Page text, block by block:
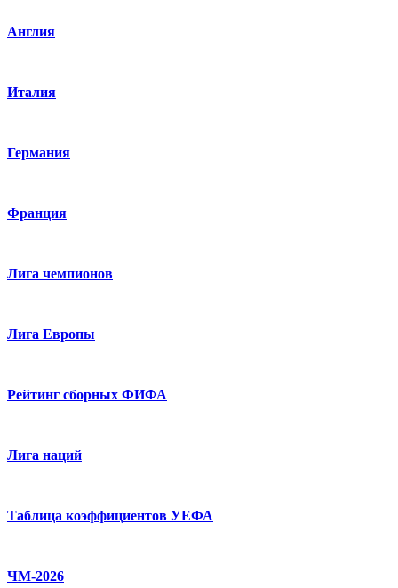
Англия
Италия
Германия
Франция
Лига чемпионов
Лига Европы
Рейтинг сборных ФИФА
Лига наций
Таблица коэффициентов УЕФА
ЧМ-2026